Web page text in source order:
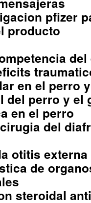
pfizer
producto
en el perro
del perro y el
en el perro
del
otitis externa
de
steroidal